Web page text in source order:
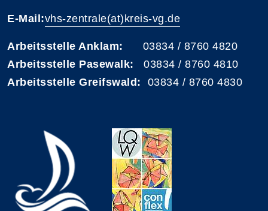
E-Mail:vhs-zentrale(at)kreis-vg.de
Arbeitsstelle Anklam: 03834 / 8760 4820
Arbeitsstelle Pasewalk: 03834 / 8760 4810
Arbeitsstelle Greifswald: 03834 / 8760 4830